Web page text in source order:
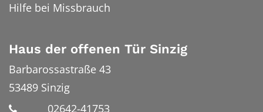
Hilfe bei Missbrauch
Haus der offenen Tür Sinzig
Barbarossastraße 43
53489 Sinzig
02642-41753